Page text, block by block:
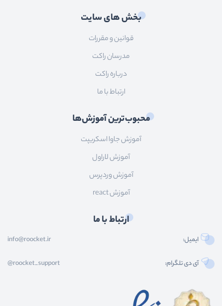
بخش های سایت
قوانین و مقررات
مدرسان راکت
درباره راکت
ارتباط با ما
محبوب‌ترین آموزش‌ها
آموزش جاوا اسکریپت
آموزش لاراول
آموزش وردپرس
آموزش react
ارتباط با ما
ایمیل: info@roocket.ir
آی دی تلگرام: @roocket_support